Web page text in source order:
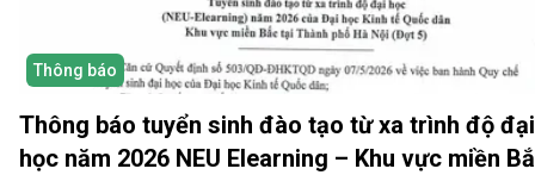
Thông báo
Thông báo tuyển sinh đào tạo từ xa trình độ đại
học năm 2026 NEU Elearning – Khu vực miền